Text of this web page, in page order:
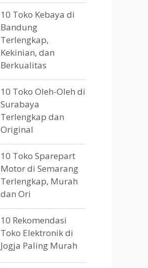
10 Toko Kebaya di
Bandung
Terlengkap,
Kekinian, dan
Berkualitas
10 Toko Oleh-Oleh di
Surabaya
Terlengkap dan
Original
10 Toko Sparepart
Motor di Semarang
Terlengkap, Murah
dan Ori
10 Rekomendasi
Toko Elektronik di
Jogja Paling Murah